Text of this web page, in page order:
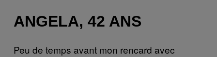
ANGELA, 42 ANS
Peu de temps avant mon rencard avec